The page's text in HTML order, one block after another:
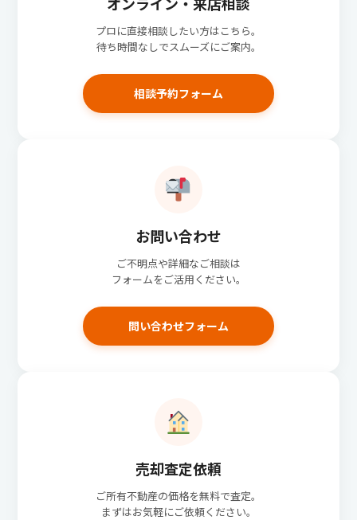
プロに直接相談したい方はこちら。
待ち時間なしでスムーズにご案内。
相談予約フォーム
お問い合わせ
ご不明点や詳細なご相談は
フォームをご活用ください。
問い合わせフォーム
売却査定依頼
ご所有不動産の価格を無料で査定。
まずはお気軽にご依頼ください。